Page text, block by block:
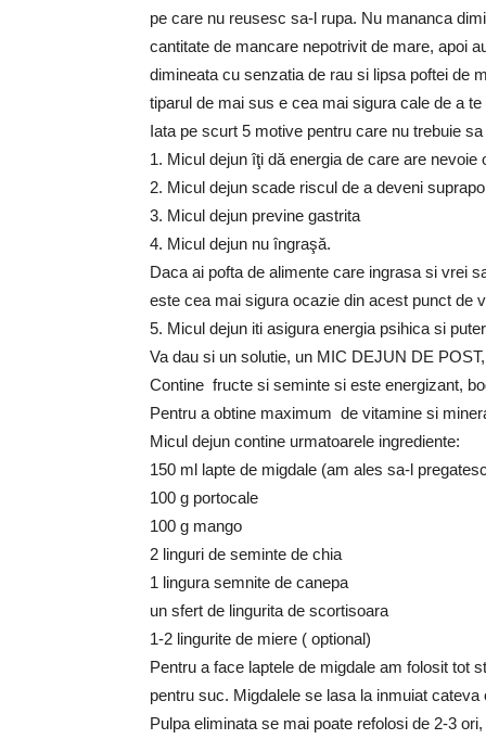
pe care nu reusesc sa-l rupa. Nu mananca
cantitate de mancare nepotrivit de mare, apoi
dimineata cu senzatia de rau si lipsa poftei de
tiparul de mai sus e cea mai sigura cale de a
Iata pe scurt 5 motive pentru care nu trebuie
1. Micul dejun îţi dă energia de care are nevoie
2. Micul dejun scade riscul de a deveni
3. Micul dejun previne gastrita
4. Micul dejun nu îngraşă.
Daca ai pofta de alimente care ingrasa si vrei
este cea mai sigura ocazie din acest punct de
5. Micul dejun iti asigura energia psihica si
Va dau si un solutie, un MIC DEJUN DE
Contine fructe si seminte si este energizant,
Pentru a obtine maximum de vitamine si
Micul dejun contine urmatoarele ingrediente:
150 ml lapte de migdale (am ales sa-l
100 g portocale
100 g mango
2 linguri de seminte de chia
1 lingura semnite de canepa
un sfert de lingurita de scortisoara
1-2 lingurite de miere ( optional)
Pentru a face laptele de migdale am folosit tot
pentru suc. Migdalele se lasa la inmuiat
Pulpa eliminata se mai poate refolosi de 2-3